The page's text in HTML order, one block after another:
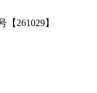
261029】